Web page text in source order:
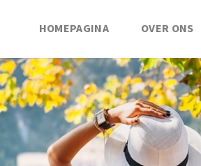
HOMEPAGINA OVER ONS